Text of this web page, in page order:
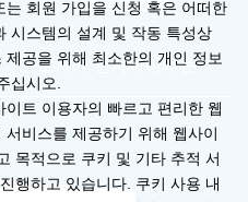
오사카 신사이바시는
회원 가입을 신청 혹은 어떠한
시스템의 설계 및 작동 특성상
공을 위해 최소한의 개인 정보
십시오.
트 이용자의 빠르고 편리한 웹
비스를 제공하기 위해 웹사이
목적으로 쿠키 및 기타 추적 서
행하고 있습니다. 쿠키 사용 내